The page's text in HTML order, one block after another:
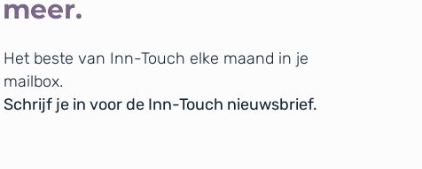
meer.
Het beste van Inn-Touch elke maand in je
mailbox.
Schrijf je in voor de Inn-Touch nieuwsbrief.